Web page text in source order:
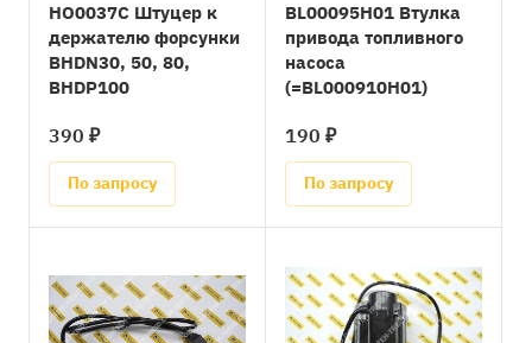
HO0037C Штуцер к
держателю форсунки
BHDN30, 50, 80,
BHDP100
390 ₽
По запросу
BL00095H01 Втулка
привода топливного
насоса
(=BL000910H01)
190 ₽
По запросу